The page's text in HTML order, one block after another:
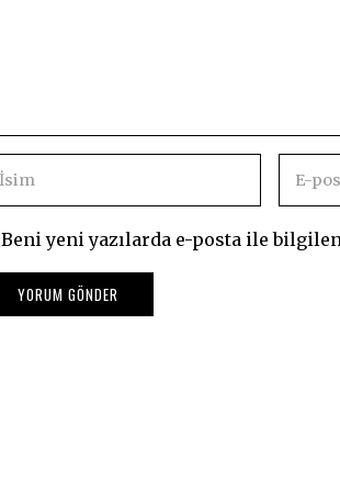
Beni yeni yazılarda e-posta ile